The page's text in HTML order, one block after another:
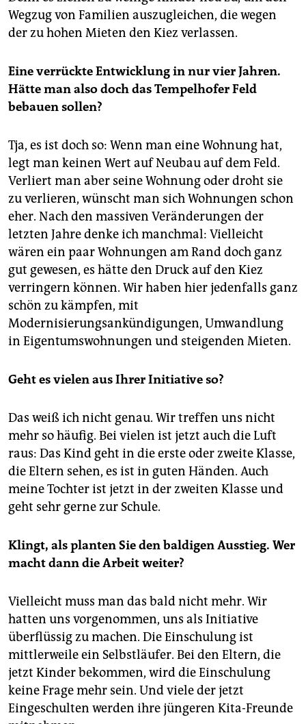
Wegzug von Familien auszugleichen, die wegen
der zu hohen Mieten den Kiez verlassen.
Eine verrückte Entwicklung in nur vier Jahren.
Hätte man also doch das Tempelhofer Feld
bebauen sollen?
Tja, es ist doch so: Wenn man eine Wohnung hat,
legt man keinen Wert auf Neubau auf dem Feld.
Verliert man aber seine Wohnung oder droht sie
zu verlieren, wünscht man sich Wohnungen schon
eher. Nach den massiven Veränderungen der
letzten Jahre denke ich manchmal: Vielleicht
wären ein paar Wohnungen am Rand doch ganz
gut gewesen, es hätte den Druck auf den Kiez
verringern können. Wir haben hier jedenfalls ganz
schön zu kämpfen, mit
Modernisierungsankündigungen, Umwandlung
in Eigentumswohnungen und steigenden Mieten.
Geht es vielen aus Ihrer Initiative so?
Das weiß ich nicht genau. Wir treffen uns nicht
mehr so häufig. Bei vielen ist jetzt auch die Luft
raus: Das Kind geht in die erste oder zweite Klasse,
die Eltern sehen, es ist in guten Händen. Auch
meine Tochter ist jetzt in der zweiten Klasse und
geht sehr gerne zur Schule.
Klingt, als planten Sie den baldigen Ausstieg. Wer
macht dann die Arbeit weiter?
Vielleicht muss man das bald nicht mehr. Wir
hatten uns vorgenommen, uns als Initiative
überflüssig zu machen. Die Einschulung ist
mittlerweile ein Selbstläufer. Bei den Eltern, die
jetzt Kinder bekommen, wird die Einschulung
keine Frage mehr sein. Und viele der jetzt
Eingeschulten werden ihre jüngeren Kita-Freunde